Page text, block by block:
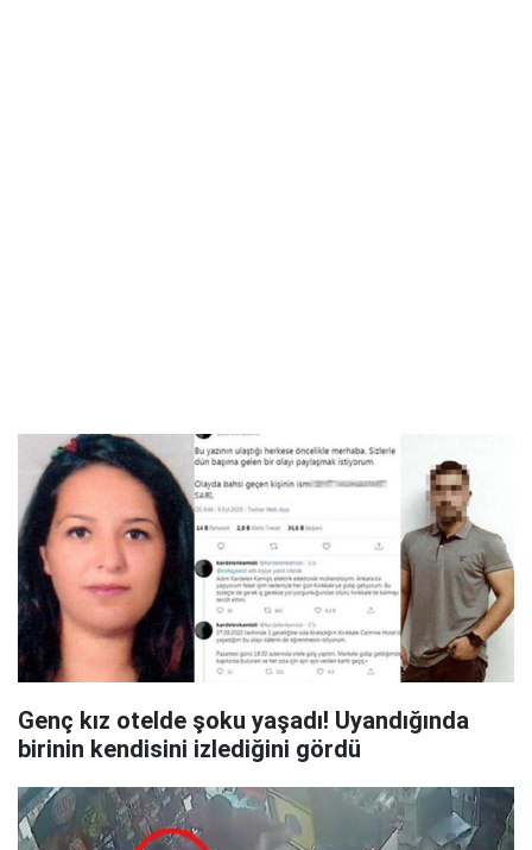
Genç kız otelde şoku yaşadı! Uyandığında
birinin kendisini izlediğini gördü